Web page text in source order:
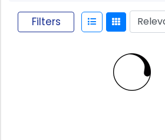
Filters